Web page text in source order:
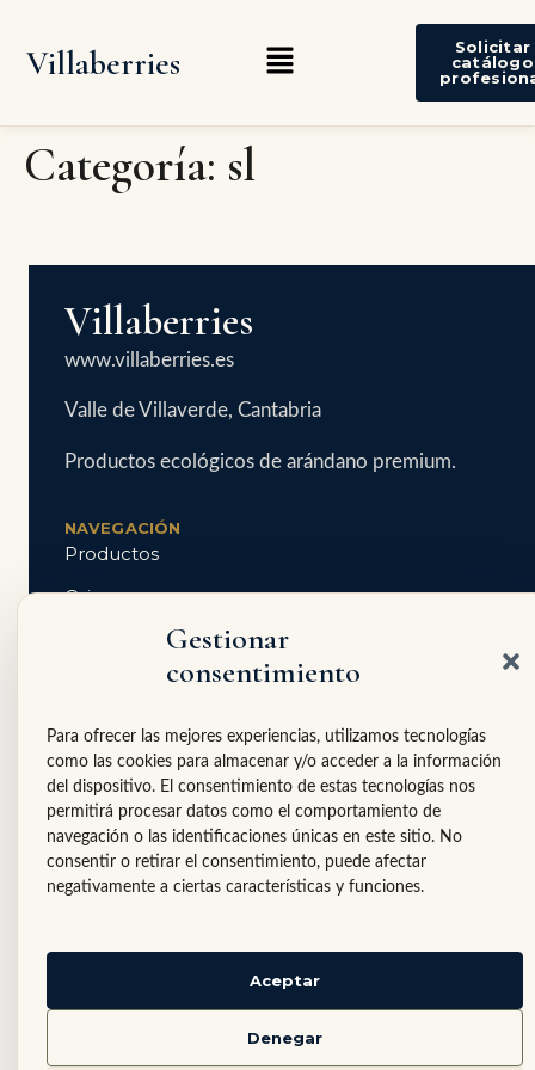
Gestionar
consentimiento
Para ofrecer las mejores experiencias, utilizamos tecnologías
como las cookies para almacenar y/o acceder a la información
del dispositivo. El consentimiento de estas tecnologías nos
permitirá procesar datos como el comportamiento de
navegación o las identificaciones únicas en este sitio. No
consentir o retirar el consentimiento, puede afectar
negativamente a ciertas características y funciones.
Aceptar
Denegar
Villaberries
Solicitar
catálogo
Categoría: sl
Villaberries
www.villaberries.es
Valle de Villaverde, Cantabria
Productos ecológicos de arándano premium.
NAVEGACIÓN
Productos
Origen
Tiendas gourmet
PARA TIENDAS GOURMET
Si tienes una tienda gourmet, restaurante, hotel
boutique o espacio delicatessen, puedes solicitar
información profesional sobre Villaberries.
Solicitar catálogo profesional
© Villaberries·Aviso legal·Política de privacidad·
Política de cookies